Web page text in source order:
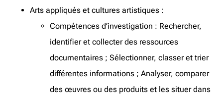
Arts appliqués et cultures artistiques :
Compétences d’investigation : Rechercher,
identifier et collecter des ressources
documentaires ; Sélectionner, classer et trier
différentes informations ; Analyser, comparer
des œuvres ou des produits et les situer dans